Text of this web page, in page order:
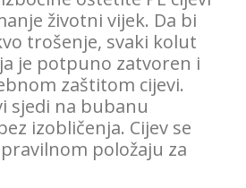
životni vijek. Da bi
trošenje, svaki kolut
je potpuno zatvoren i
zaštitom cijevi.
sjedi na bubanu
izobličenja. Cijev se
položaju za